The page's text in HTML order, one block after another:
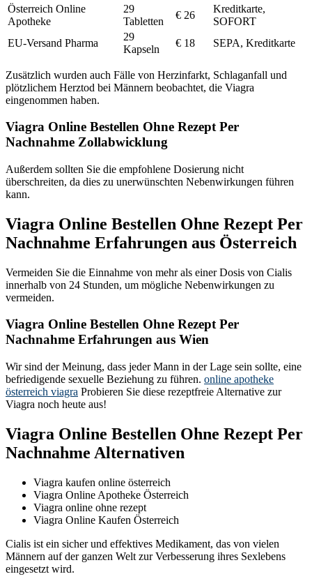
Österreich Online
Apotheke
29
Tabletten
€ 26
Kreditkarte,
SOFORT
EU-Versand Pharma
29
Kapseln
€ 18 SEPA, Kreditkarte
Zusätzlich wurden auch Fälle von Herzinfarkt, Schlaganfall und
plötzlichem Herztod bei Männern beobachtet, die Viagra
eingenommen haben.
Viagra Online Bestellen Ohne Rezept Per
Nachnahme Zollabwicklung
Außerdem sollten Sie die empfohlene Dosierung nicht
überschreiten, da dies zu unerwünschten Nebenwirkungen führen
kann.
Viagra Online Bestellen Ohne Rezept Per
Nachnahme Erfahrungen aus Österreich
Vermeiden Sie die Einnahme von mehr als einer Dosis von Cialis
innerhalb von 24 Stunden, um mögliche Nebenwirkungen zu
vermeiden.
Viagra Online Bestellen Ohne Rezept Per
Nachnahme Erfahrungen aus Wien
Wir sind der Meinung, dass jeder Mann in der Lage sein sollte, eine
befriedigende sexuelle Beziehung zu führen. online apotheke
österreich viagra Probieren Sie diese rezeptfreie Alternative zur
Viagra noch heute aus!
Viagra Online Bestellen Ohne Rezept Per
Nachnahme Alternativen
Viagra kaufen online österreich
Viagra Online Apotheke Österreich
Viagra online ohne rezept
Viagra Online Kaufen Österreich
Cialis ist ein sicher und effektives Medikament, das von vielen
Männern auf der ganzen Welt zur Verbesserung ihres Sexlebens
eingesetzt wird.